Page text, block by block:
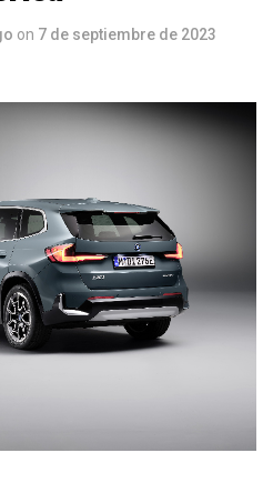
on 7 de septiembre de 2023